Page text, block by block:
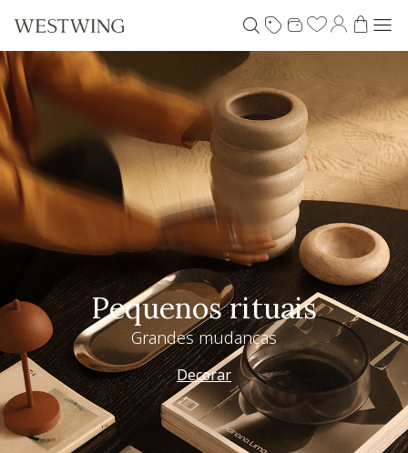
Especial Dia dos Pais
Westwing + @_nathaliacandelaria
Vem ver